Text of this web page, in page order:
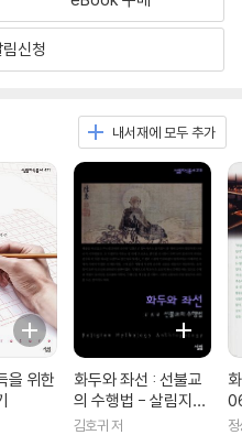
신청
내서재에 모두 추가
을 위한
화두와 좌선 : 선불교
의 수행법 - 살림지식
총서 316
김호귀 저